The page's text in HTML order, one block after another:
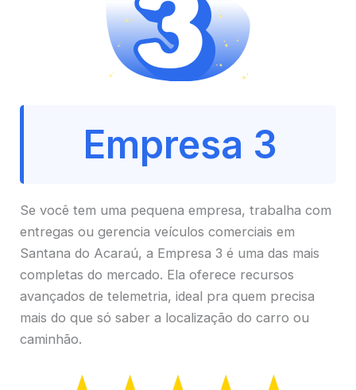
Empresa 3
Se você tem uma pequena empresa, trabalha com
entregas ou gerencia veículos comerciais em
Santana do Acaraú, a Empresa 3 é uma das mais
completas do mercado. Ela oferece recursos
avançados de telemetria, ideal pra quem precisa
mais do que só saber a localização do carro ou
caminhão.